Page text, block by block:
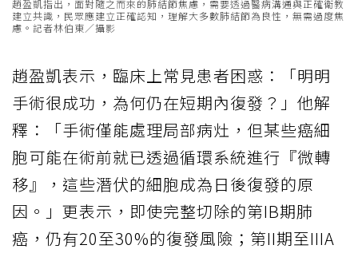
趙盈凱指出，面對隨之而來的肺結節焦慮，需要透過醫病溝通與正確衛教
建立共識，民眾應建立正確認知，理解大多數肺結節為良性，無需過度焦
慮。記者林伯東／攝影
趙盈凱表示，臨床上常見患者困惑：「明明
手術很成功，為何仍在短期內復發？」他解
釋：「手術僅能處理局部病灶，但某些癌細
胞可能在術前就已透過循環系統進行『微轉
移』，這些潛伏的細胞成為日後復發的原
因。」更表示，即使完整切除的第IB期肺
癌，仍有20至30%的復發風險；第II期至IIIA